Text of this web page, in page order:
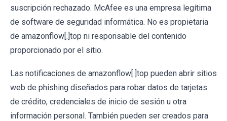
suscripción rechazado. McAfee es una empresa legítima
de software de seguridad informática. No es propietaria
de amazonflow[.]top ni responsable del contenido
proporcionado por el sitio.
Las notificaciones de amazonflow[.]top pueden abrir sitios
web de phishing diseñados para robar datos de tarjetas
de crédito, credenciales de inicio de sesión u otra
información personal. También pueden ser creados para